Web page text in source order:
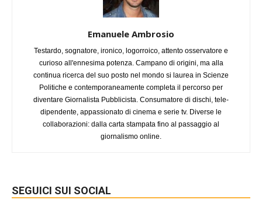
Emanuele Ambrosio
Testardo, sognatore, ironico, logorroico, attento osservatore e
curioso all'ennesima potenza. Campano di origini, ma alla
continua ricerca del suo posto nel mondo si laurea in Scienze
Politiche e contemporaneamente completa il percorso per
diventare Giornalista Pubblicista. Consumatore di dischi, tele-
dipendente, appassionato di cinema e serie tv. Diverse le
collaborazioni: dalla carta stampata fino al passaggio al
giornalismo online.
SEGUICI SUI SOCIAL